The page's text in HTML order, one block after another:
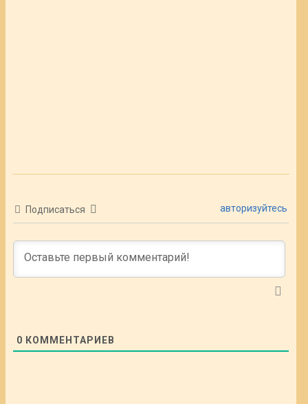
Подписаться авторизуйтесь
0 КОММЕНТАРИЕВ